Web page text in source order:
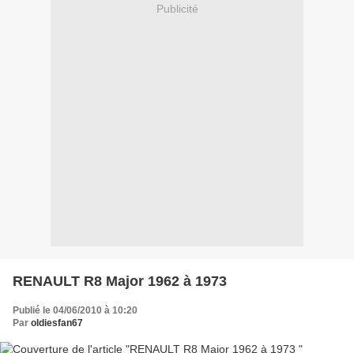
Publicité
RENAULT R8 Major 1962 à 1973
Publié le 04/06/2010 à 10:20
Par oldiesfan67